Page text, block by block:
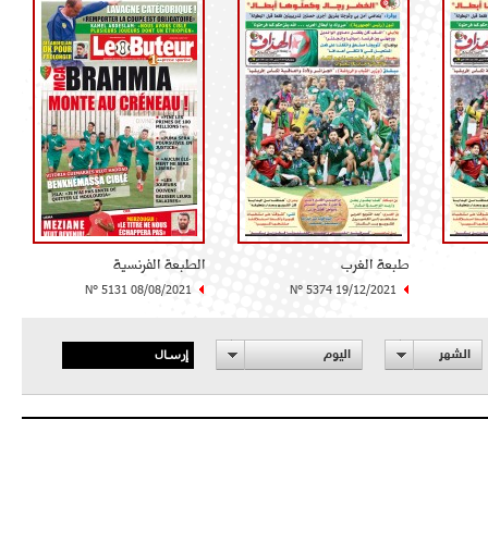
طبعة الغرب
N° 5374 19/12/2021
الطبعة الفرنسية
N° 5131 08/08/2021
الشهر اليوم إرسال